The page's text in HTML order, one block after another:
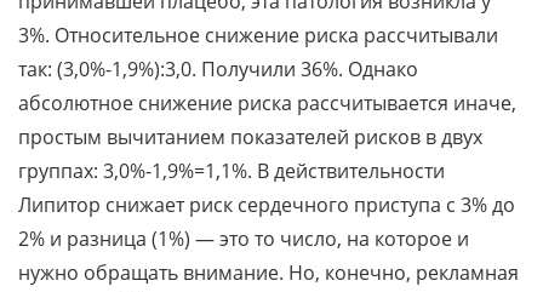
3%. Относительное снижение риска рассчитывали
так: (3,0%-1,9%):3,0. Получили 36%. Однако
абсолютное снижение риска рассчитывается иначе,
простым вычитанием показателей рисков в двух
группах: 3,0%-1,9%=1,1%. В действительности
Липитор снижает риск сердечного приступа с 3% до
2% и разница (1%) — это то число, на которое и
нужно обращать внимание. Но, конечно, рекламная